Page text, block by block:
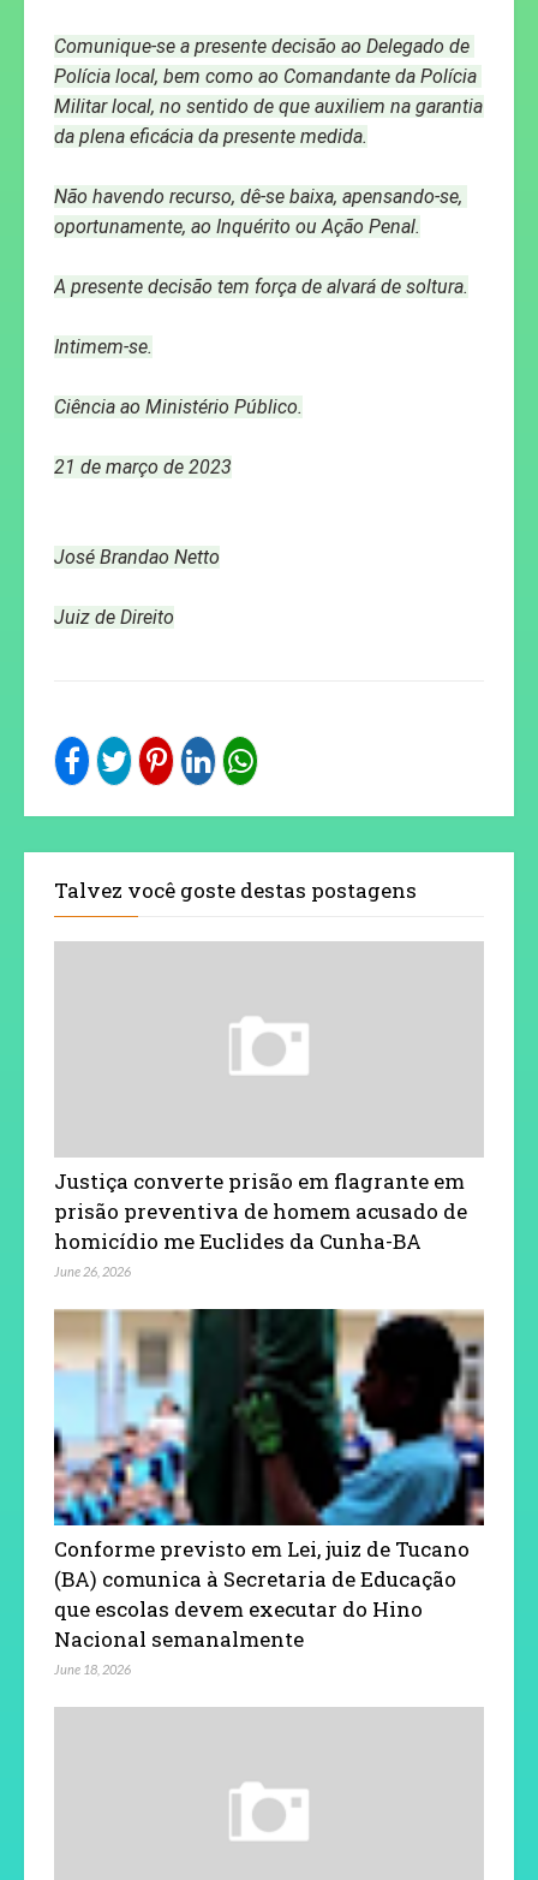
Comunique-se a presente decisão ao Delegado de
Polícia local, bem como ao Comandante da Polícia
Militar local, no sentido de que auxiliem na garantia
da plena eficácia da presente medida.
Não havendo recurso, dê-se baixa, apensando-se,
oportunamente, ao Inquérito ou Ação Penal.
A presente decisão tem força de alvará de soltura.
Intimem-se.
Ciência ao Ministério Público.
21 de março de 2023
José Brandao Netto
Juiz de Direito
Talvez você goste destas postagens
Justiça converte prisão em flagrante em
prisão preventiva de homem acusado de
homicídio me Euclides da Cunha-BA
June 26, 2026
Conforme previsto em Lei, juiz de Tucano
(BA) comunica à Secretaria de Educação
que escolas devem executar do Hino
Nacional semanalmente
June 18, 2026